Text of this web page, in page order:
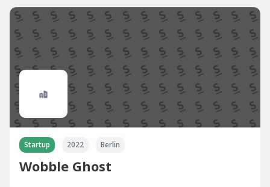
Startup 2022 Berlin
Wobble Ghost